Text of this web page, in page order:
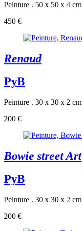
Peinture . 50 x 50 x 4 cm
450 €
Renaud
PyB
Peinture . 30 x 30 x 2 cm
200 €
Bowie street Art
PyB
Peinture . 30 x 30 x 2 cm
200 €